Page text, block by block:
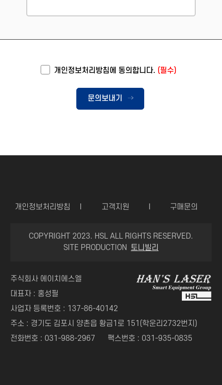
개인정보처리방침에 동의합니다. (필수)
문의보내기
개인정보처리방침 고객지원 구매문의
COPYRIGHT 2023. HSL ALL RIGHTS RESERVED.
SITE PRODUCTION 토니빌리
주식회사 에이치에스엘
대표자 : 홍성필
사업자 등록번호 : 137-86-40142
주소 : 경기도 김포시 양촌읍 황금1로 151(학운리2732번지)
전화번호 : 031-988-2967
팩스번호 : 031-935-0835